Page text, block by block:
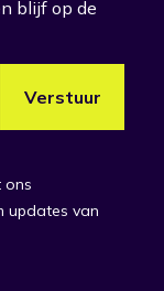
blijf op de
ons
updates van